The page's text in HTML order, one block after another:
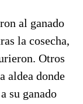
al ganado
la cosecha,
Otros
aldea donde
su ganado